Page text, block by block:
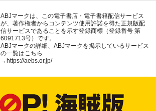
ABJマークは、この電子書店・電子書籍配信サービス
が、著作権者からコンテンツ使用許諾を得た正規版配
信サービスであることを示す登録商標（登録番号 第
6091713号）です。
ABJマークの詳細、ABJマークを掲示しているサービス
の一覧はこちら
→ https://aebs.or.jp/